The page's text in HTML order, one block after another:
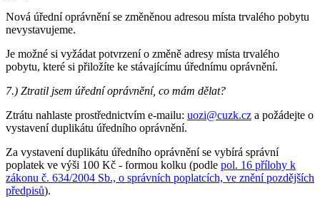
Nová úřední oprávnění se změněnou adresou místa trvalého pobytu
nevystavujeme.
Je možné si vyžádat potvrzení o změně adresy místa trvalého
pobytu, které si přiložíte ke stávajícímu úřednímu oprávnění.
7.) Ztratil jsem úřední oprávnění, co mám dělat?
Ztrátu nahlaste prostřednictvím e-mailu: uozi@cuzk.cz a požádejte o
vystavení duplikátu úředního oprávnění.
Za vystavení duplikátu úředního oprávnění se vybírá správní
poplatek ve výši 100 Kč - formou kolku (podle pol. 16 přílohy k
zákonu č. 634/2004 Sb., o správních poplatcích, ve znění pozdějších
předpisů).